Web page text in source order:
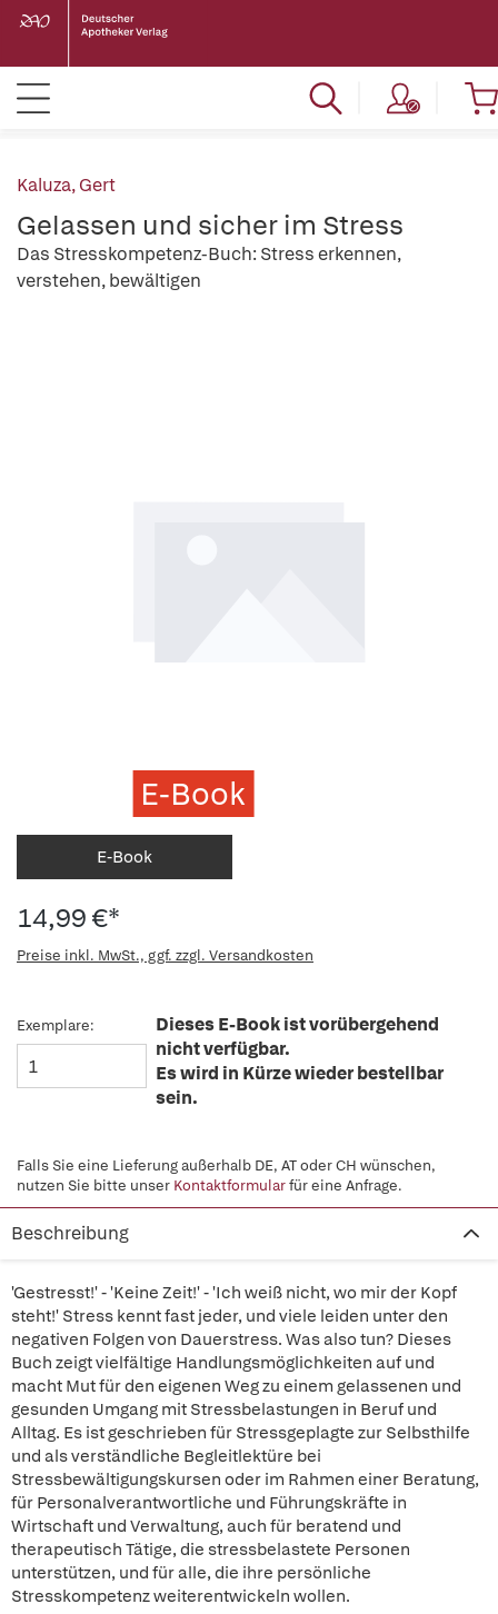
Kaluza, Gert
Gelassen und sicher im Stress
Das Stresskompetenz-Buch: Stress erkennen,
verstehen, bewältigen
E-Book
E-Book
14,99 €*
Preise inkl. MwSt., ggf. zzgl. Versandkosten
Exemplare:
Dieses E-Book ist vorübergehend
nicht verfügbar.
Es wird in Kürze wieder bestellbar
sein.
Falls Sie eine Lieferung außerhalb DE, AT oder CH wünschen,
nutzen Sie bitte unser Kontaktformularfür eine Anfrage.
Beschreibung
'Gestresst!' - 'Keine Zeit!' - 'Ich weiß nicht, wo mir der Kopf
steht!' Stress kennt fast jeder, und viele leiden unter den
negativen Folgen von Dauerstress. Was also tun? Dieses
Buch zeigt vielfältige Handlungsmöglichkeiten auf und
macht Mut für den eigenen Weg zu einem gelassenen und
gesunden Umgang mit Stressbelastungen in Beruf und
Alltag. Es ist geschrieben für Stressgeplagte zur Selbsthilfe
und als verständliche Begleitlektüre bei
Stressbewältigungskursen oder im Rahmen einer Beratung,
für Personalverantwortliche und Führungskräfte in
Wirtschaft und Verwaltung, auch für beratend und
therapeutisch Tätige, die stressbelastete Personen
unterstützen, und für alle, die ihre persönliche
Stresskompetenz weiterentwickeln wollen.